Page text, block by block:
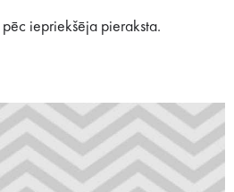
iepriekšēja pieraksta.